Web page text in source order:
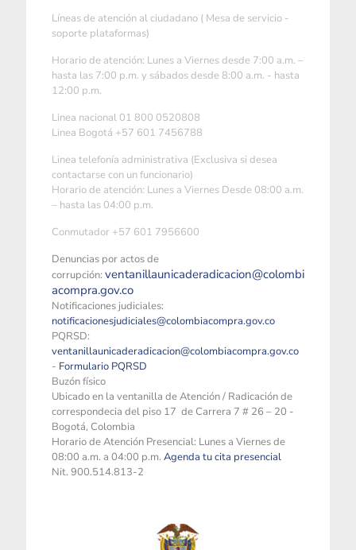
Líneas de atención al ciudadano ( Mesa de servicio -
soporte plataformas)
Horario de atención: Lunes a Viernes desde 7:00 a.m. –
hasta las 7:00 p.m. y sábados desde 8:00 a.m. - hasta
12:00 p.m.
Linea nacional 01 800 0520808
Linea Bogotá +57 601 7456788
Linea telefonía administrativa (Exclusiva si desea
contactarse con un funcionario)
Horario de atención: Lunes a Viernes Desde 08:00 a.m.
– hasta las 04:00 p.m.
Conmutador +57 601 7956600
Denuncias por actos de
corrupción: ventanillaunicaderadicacion@colombi
acompra.gov.co
Notificaciones judiciales:
notificacionesjudiciales@colombiacompra.gov.co
PQRSD:
ventanillaunicaderadicacion@colombiacompra.gov.co
- Formulario PQRSD
Buzón físico
Ubicado en la ventanilla de Atención / Radicación de
correspondecia del piso 17 de Carrera 7 # 26 – 20 -
Bogotá, Colombia
Horario de Atención Presencial: Lunes a Viernes de
08:00 a.m. a 04:00 p.m. Agenda tu cita presencial
Nit. 900.514.813-2